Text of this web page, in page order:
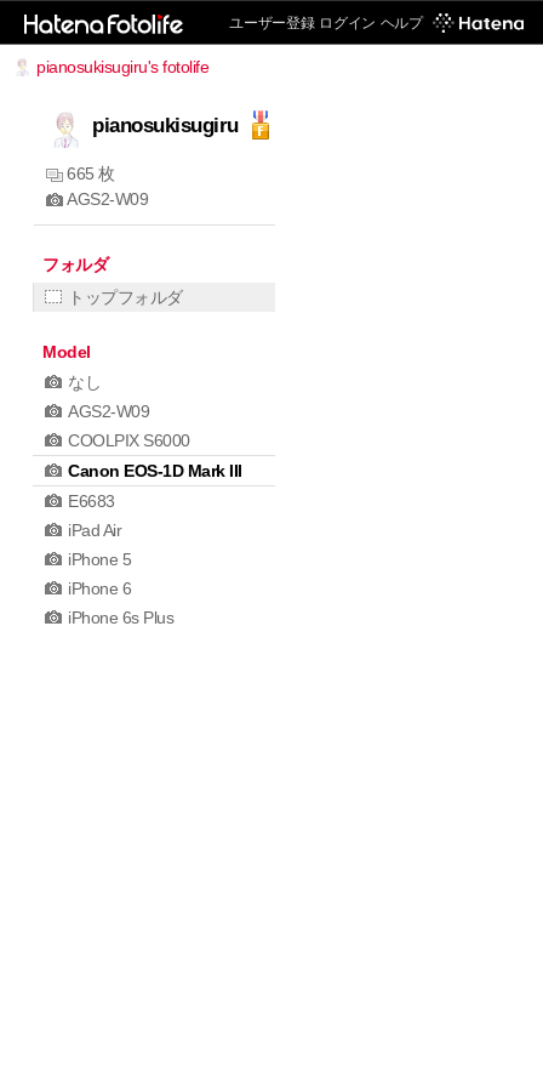
ユーザー登録 ログイン ヘルプ
pianosukisugiru's fotolife
pianosukisugiru
665 枚
AGS2-W09
フォルダ
トップフォルダ
Model
なし
AGS2-W09
COOLPIX S6000
Canon EOS-1D Mark III
E6683
iPad Air
iPhone 5
iPhone 6
iPhone 6s Plus